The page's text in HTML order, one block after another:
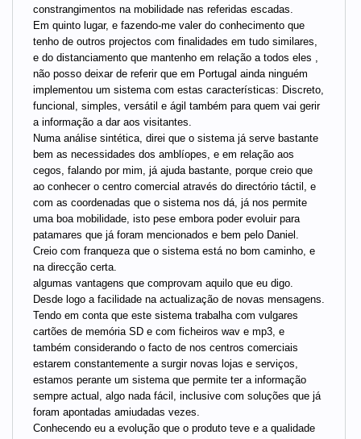
constrangimentos na mobilidade nas referidas escadas.
Em quinto lugar, e fazendo-me valer do conhecimento que
tenho de outros projectos com finalidades em tudo similares,
e do distanciamento que mantenho em relação a todos eles ,
não posso deixar de referir que em Portugal ainda ninguém
implementou um sistema com estas características: Discreto,
funcional, simples, versátil e ágil também para quem vai gerir
a informação a dar aos visitantes.
Numa análise sintética, direi que o sistema já serve bastante
bem as necessidades dos amblíopes, e em relação aos
cegos, falando por mim, já ajuda bastante, porque creio que
ao conhecer o centro comercial através do directório táctil, e
com as coordenadas que o sistema nos dá, já nos permite
uma boa mobilidade, isto pese embora poder evoluir para
patamares que já foram mencionados e bem pelo Daniel.
Creio com franqueza que o sistema está no bom caminho, e
na direcção certa.
algumas vantagens que comprovam aquilo que eu digo.
Desde logo a facilidade na actualização de novas mensagens.
Tendo em conta que este sistema trabalha com vulgares
cartões de memória SD e com ficheiros wav e mp3, e
também considerando o facto de nos centros comerciais
estarem constantemente a surgir novas lojas e serviços,
estamos perante um sistema que permite ter a informação
sempre actual, algo nada fácil, inclusive com soluções que já
foram apontadas amiudadas vezes.
Conhecendo eu a evolução que o produto teve e a qualidade